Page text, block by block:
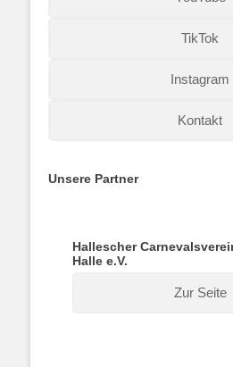
TikTok
Instagram
Kontakt
Unsere Partner
Hallescher
Halle e.V.
Zur Seite